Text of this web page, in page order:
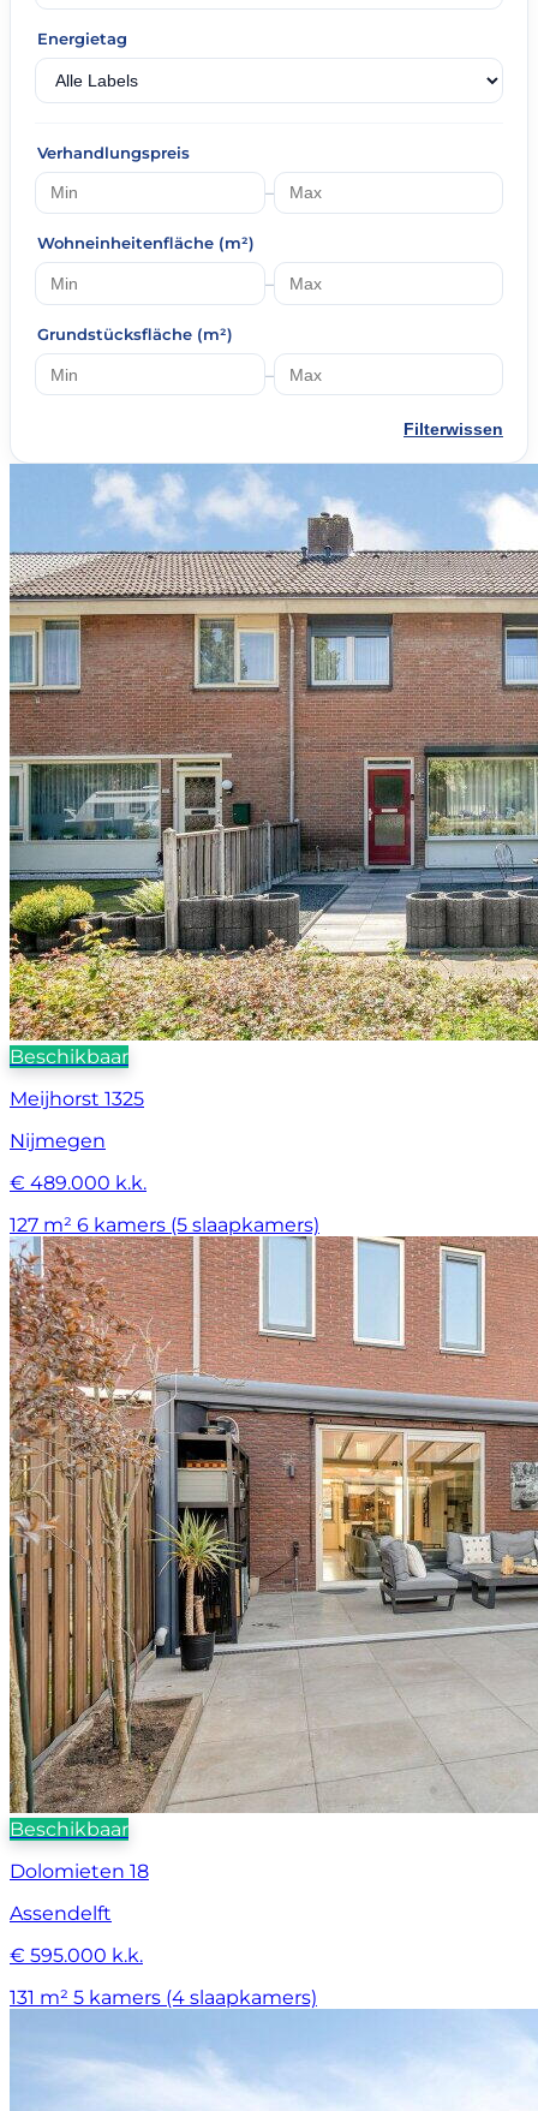
Energietag
Verhandlungspreis
–
Wohneinheitenfläche (m²)
–
Grundstücksfläche (m²)
–
Filterwissen
Beschikbaar
Meijhorst 1325
Nijmegen
€ 489.000 k.k.
127 m² 6 kamers (5 slaapkamers)
Beschikbaar
Dolomieten 18
Assendelft
€ 595.000 k.k.
131 m² 5 kamers (4 slaapkamers)